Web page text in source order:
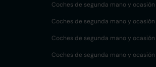
Coches de segunda mano y ocasión
Coches de segunda mano y ocasión
Coches de segunda mano y ocasión
Coches de segunda mano y ocasión